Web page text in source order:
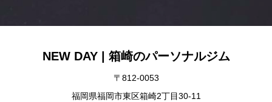
NEW DAY | 箱崎のパーソナルジム
〒812-0053
福岡県福岡市東区箱崎2丁目30-11